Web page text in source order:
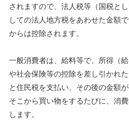
されますので、法人税等（国税と
しての法人地方税をあわせた金額
からは控除されます。
一般消費者は、給料等で、所得（
や社会保険等の控除を差し引かれ
と住民税を支払い、その後の金額
そこから買い物をするたびに、消
します。